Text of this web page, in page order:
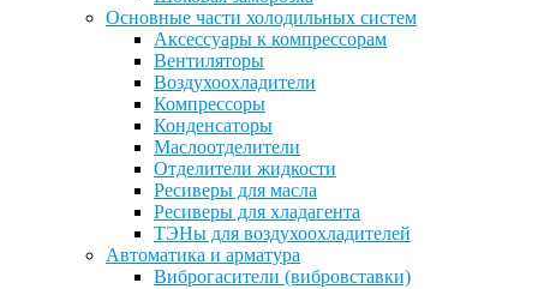
Основные части холодильных систем
Аксессуары к компрессорам
Вентиляторы
Воздухоохладители
Компрессоры
Конденсаторы
Маслоотделители
Отделители жидкости
Ресиверы для масла
Ресиверы для хладагента
ТЭНы для воздухоохладителей
Автоматика и арматура
Виброгасители (вибровставки)